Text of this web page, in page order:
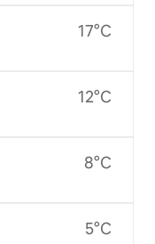
17°C
12°C
8°C
5°C